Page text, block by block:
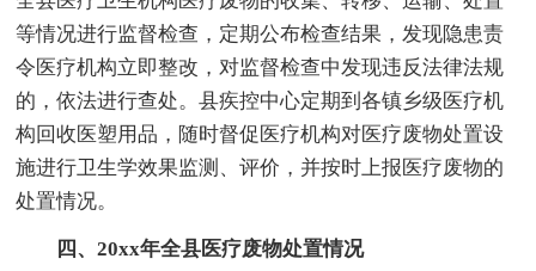
等情况进行监督检查，定期公布检查结果，发现隐患责
令医疗机构立即整改，对监督检查中发现违反法律法规
的，依法进行查处。县疾控中心定期到各镇乡级医疗机
构回收医塑用品，随时督促医疗机构对医疗废物处置设
施进行卫生学效果监测、评价，并按时上报医疗废物的
处置情况。
四、20xx年全县医疗废物处置情况